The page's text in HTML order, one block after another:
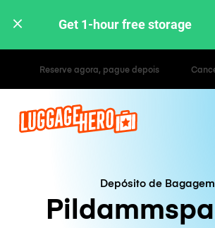
Get 1-hour free storage
Tarifas horárias / diárias
Depósito de Bagagem